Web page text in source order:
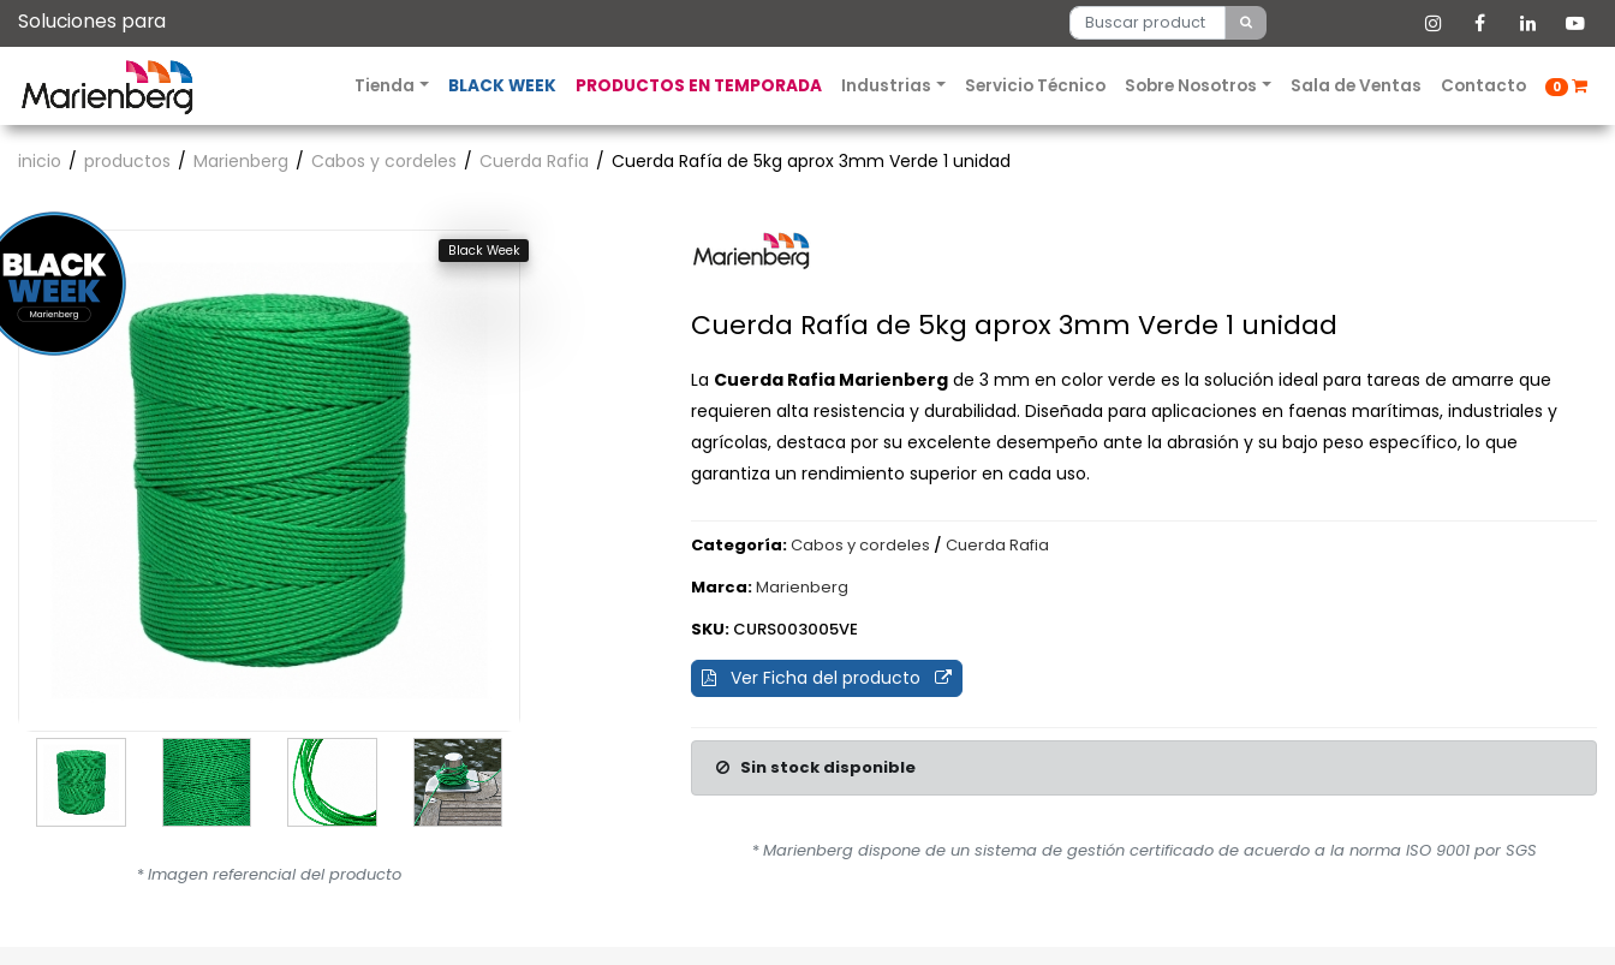
Soluciones para
Tienda BLACK WEEK PRODUCTOS EN TEMPORADA Industrias Servicio Técnico Sobre Nosotros Sala de Ventas Contacto 0
inicio productos Marienberg Cabos y cordeles Cuerda Rafia Cuerda Rafía de 5kg aprox 3mm Verde 1 unidad
Black Week
*Imagen referencial del producto
Cuerda Rafía de 5kg aprox 3mm Verde 1 unidad
La Cuerda Rafia Marienberg de 3 mm en color verde es la solución ideal para tareas de amarre que
requieren alta resistencia y durabilidad. Diseñada para aplicaciones en faenas marítimas, industriales y
agrícolas, destaca por su excelente desempeño ante la abrasión y su bajo peso específico, lo que
garantiza un rendimiento superior en cada uso.
Categoría:Cabos y cordeles / Cuerda Rafia
Marca:Marienberg
SKU: CURS003005VE
Ver Ficha del producto
Sin stock disponible
*Marienberg dispone de un sistema de gestión certificado de acuerdo a la norma ISO 9001 por SGS